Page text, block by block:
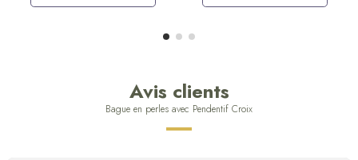
Avis clients
Bague en perles avec Pendentif Croix